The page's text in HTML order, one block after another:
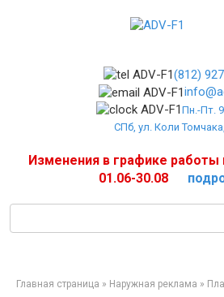
(812)
Пн.-Пт.
СПб, ул. Коли
Изменения в графике работы
01.06-30.08
Поиск:
Главная страница » Наружная реклама »